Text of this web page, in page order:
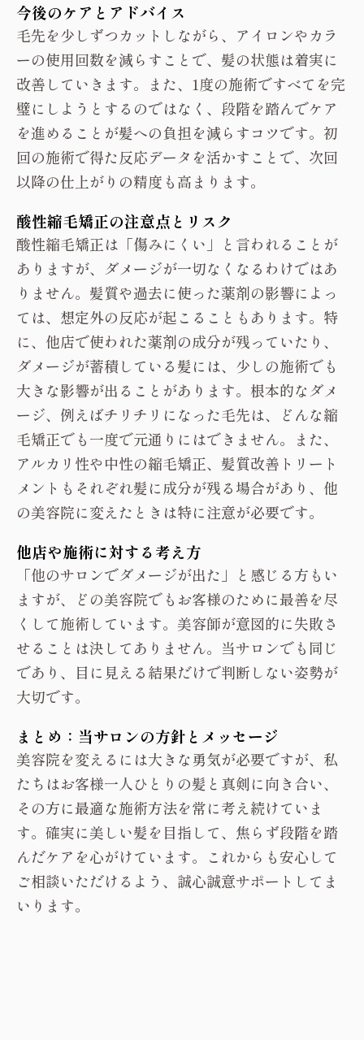
今後のケアとアドバイス
毛先を少しずつカットしながら、アイロンやカラ
ーの使用回数を減らすことで、髪の状態は着実に
改善していきます。また、1度の施術ですべてを完
璧にしようとするのではなく、段階を踏んでケア
を進めることが髪への負担を減らすコツです。初
回の施術で得た反応データを活かすことで、次回
以降の仕上がりの精度も高まります。
酸性縮毛矯正の注意点とリスク
酸性縮毛矯正は「傷みにくい」と言われることが
ありますが、ダメージが一切なくなるわけではあ
りません。髪質や過去に使った薬剤の影響によっ
ては、想定外の反応が起こることもあります。特
に、他店で使われた薬剤の成分が残っていたり、
ダメージが蓄積している髪には、少しの施術でも
大きな影響が出ることがあります。根本的なダメ
ージ、例えばチリチリになった毛先は、どんな縮
毛矯正でも一度で元通りにはできません。また、
アルカリ性や中性の縮毛矯正、髪質改善トリート
メントもそれぞれ髪に成分が残る場合があり、他
の美容院に変えたときは特に注意が必要です。
他店や施術に対する考え方
「他のサロンでダメージが出た」と感じる方もい
ますが、どの美容院でもお客様のために最善を尽
くして施術しています。美容師が意図的に失敗さ
せることは決してありません。当サロンでも同じ
であり、目に見える結果だけで判断しない姿勢が
大切です。
まとめ：当サロンの方針とメッセージ
美容院を変えるには大きな勇気が必要ですが、私
たちはお客様一人ひとりの髪と真剣に向き合い、
その方に最適な施術方法を常に考え続けていま
す。確実に美しい髪を目指して、焦らず段階を踏
んだケアを心がけています。これからも安心して
ご相談いただけるよう、誠心誠意サポートしてま
いります。